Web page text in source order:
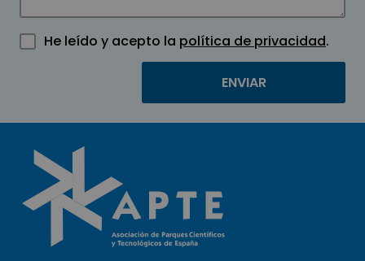
He leído y acepto la política de privacidad.